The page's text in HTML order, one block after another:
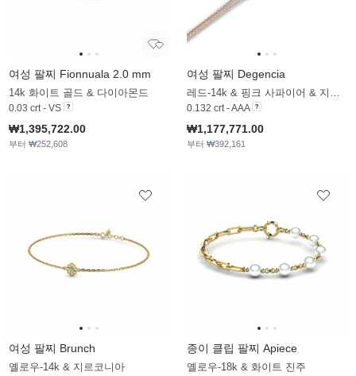
여성 팔찌 Fionnuala 2.0 mm
14k 화이트 골드 & 다이아몬드
0.03 crt - VS
₩1,395,722.00
부터 ₩252,608
여성 팔찌 Degencia
레드-14k & 핑크 사파이어 & 지르코니아
0.132 crt - AAA
₩1,177,771.00
부터 ₩392,161
여성 팔찌 Brunch
옐로우-14k & 지르코니아
종이 클립 팔찌 Apiece
옐로우-18k & 화이트 진주